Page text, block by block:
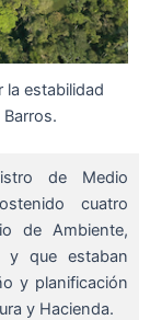
la estabilidad
de Medio
cuatro
de Ambiente,
y que estaban
y planificación
y Hacienda.